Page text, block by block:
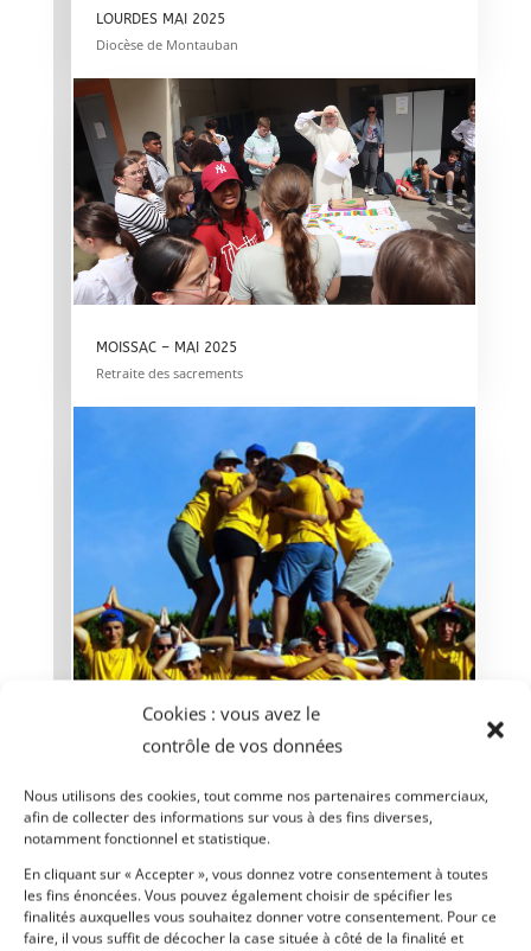
Cookies : vous avez le
contrôle de vos données
Nous utilisons des cookies, tout comme nos partenaires commerciaux,
afin de collecter des informations sur vous à des fins diverses,
notamment fonctionnel et statistique.
En cliquant sur « Accepter », vous donnez votre consentement à toutes
les fins énoncées. Vous pouvez également choisir de spécifier les
finalités auxquelles vous souhaitez donner votre consentement. Pour ce
faire, il vous suffit de décocher la case située à côté de la finalité et
LOURDES MAI 2025
Diocèse de Montauban
MOISSAC – MAI 2025
Retraite des sacrements
TARN & GARONNE – JUILLET 2025
Pélé VTT